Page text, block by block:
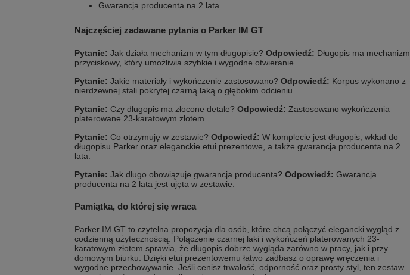
Gwarancja producenta na 2 lata
Najczęściej zadawane pytania o Parker IM GT
Pytanie: Jak działa mechanizm w tym długopisie? Odpowiedź: Długopis ma mechanizm
przyciskowy, który umożliwia szybkie i wygodne otwieranie.
Pytanie: Jakie materiały i wykończenie zastosowano? Odpowiedź: Korpus wykonano z
nierdzewnej stali pokrytej czarną laką o głębokim odcieniu.
Pytanie: Czy długopis ma złocone detale? Odpowiedź: Zastosowano wykończenia
platerowane 23-karatowym złotem.
Pytanie: Co otrzymuję w zestawie? Odpowiedź: W komplecie jest długopis, wkład do
długopisu Parker oraz eleganckie etui prezentowe, a także gwarancja producenta na 2
lata.
Pytanie: Jak długo obowiązuje gwarancja producenta? Odpowiedź: Gwarancja
producenta na 2 lata jest ujęta w zestawie.
Pamiątka, do której się wraca
Parker IM GT to czytelna propozycja dla osób, które chcą połączyć elegancki wygląd z
codzienną użytecznością. Połączenie czarnej laki i wykończeń platerowanych 23-
karatowym złotem sprawia, że długopis dobrze wygląda zarówno w pracy, jak i przy
domowym biurku. Dzięki etui prezentowemu łatwo zadbasz o oprawę wręczenia i
wygodne przechowywanie. Jeśli cenisz trwałość, odporność oraz prosty styl, ten zestaw